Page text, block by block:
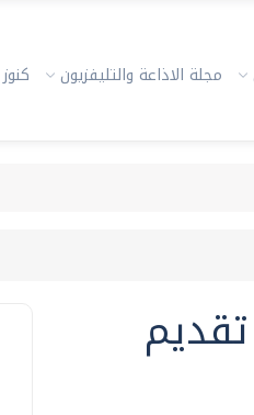
مجلة الاذاعة والتليفزيون كنوز